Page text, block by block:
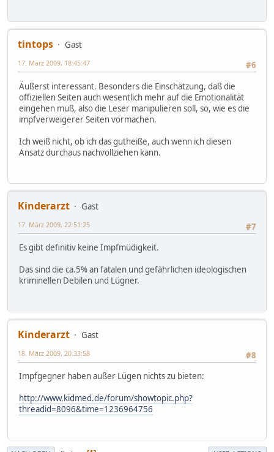
tintops
Gast
#6
17. März 2009, 18:45:47
Äußerst interessant. Besonders die Einschätzung, daß die
offiziellen Seiten auch wesentlich mehr auf die Emotionalität
eingehen muß, also die Leser manipulieren soll, so, wie es die
impfverweigerer Seiten vormachen.
Ich weiß nicht, ob ich das gutheiße, auch wenn ich diesen
Ansatz durchaus nachvollziehen kann.
Kinderarzt
Gast
#7
17. März 2009, 22:51:25
Es gibt definitiv keine Impfmüdigkeit.
Das sind die ca.5% an fatalen und gefährlichen ideologischen
kriminellen Debilen und Lügner.
Kinderarzt
Gast
#8
18. März 2009, 20:33:58
Impfgegner haben außer Lügen nichts zu bieten:
http://www.kidmed.de/forum/showtopic.php?
threadid=8096&time=1236964756